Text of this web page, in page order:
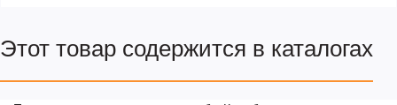
Этот товар содержится в каталогах